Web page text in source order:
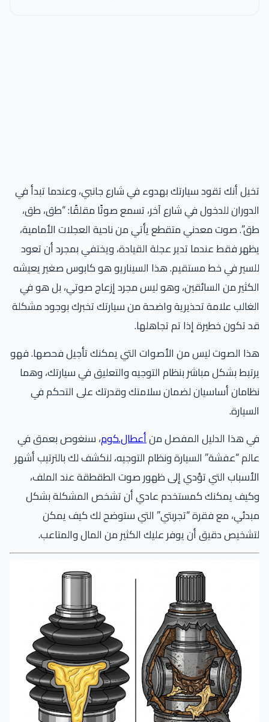
تخيل أنك تقود سيارتك بهدوء في شارع جانبي، وعندما تبدأ في
الدوران للدخول في شارع آخر، تسمع صوتًا مقلقًا: “طق، طق،
طق”. صوت معدني متقطع يأتي من ناحية العجلات الأمامية،
يظهر فقط عندما تدير عجلة القيادة، ويختفي بمجرد أن تعود
للسير في خط مستقيم. هذا السيناريو هو كابوس صغير يعيشه
الكثير من السائقين، وهو ليس مجرد إزعاج صوتي، بل هو في
الغالب علامة تحذيرية واضحة من سيارتك تخبرك بوجود مشكلة
قد تكون خطيرة إذا تم تجاهلها.
هذا الصوت ليس من الأصوات التي يمكنك تأجيل فحصها. فهو
يرتبط بشكل مباشر بنظام التوجيه والتعليق في سيارتك، وهما
نظامان أساسيان لضمان سلامتك وقدرتك على التحكم في
السيارة.
في هذا الدليل المفصل منأعطال.كوم، سنغوص بعمق في
عالم “عفشة” السيارة ونظام التوجيه، لنكشف لك بالترتيب أشهر
الأسباب التي تؤدي إلى ظهور صوت الطقطقة عند الملف،
وكيف يمكنك كمستخدم عادي أن تشخص المشكلة بشكل
مبدئي، مع فقرة “تجربتي” التي ستوضح لك كيف يمكن
لتشخيص دقيق أن يوفر عليك الكثير من المال والمتاعب.